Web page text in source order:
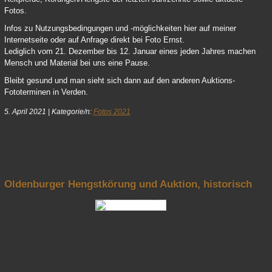
Fotos.
Infos zu Nutzungsbedingungen und -möglichkeiten hier auf meiner
Internetseite oder auf Anfrage direkt bei Foto Ernst.
Lediglich vom 21. Dezember bis 12. Januar eines jeden Jahres machen
Mensch und Material bei uns eine Pause.
Bleibt gesund und man sieht sich dann auf den anderen Auktions-
Fototerminen in Verden.
5. April 2021 Kategorie/n: Fotos 2021
Oldenburger Hengstkörung und Auktion, historisch